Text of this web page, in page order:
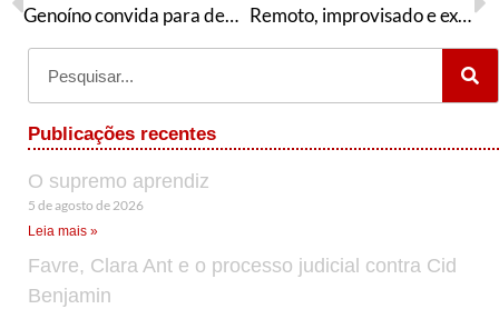
Genoíno convida para debate no Espirito Santo Remoto, improvisado e excludente
Publicações recentes
O supremo aprendiz
5 de agosto de 2026
Leia mais »
Favre, Clara Ant e o processo judicial contra Cid
Benjamin